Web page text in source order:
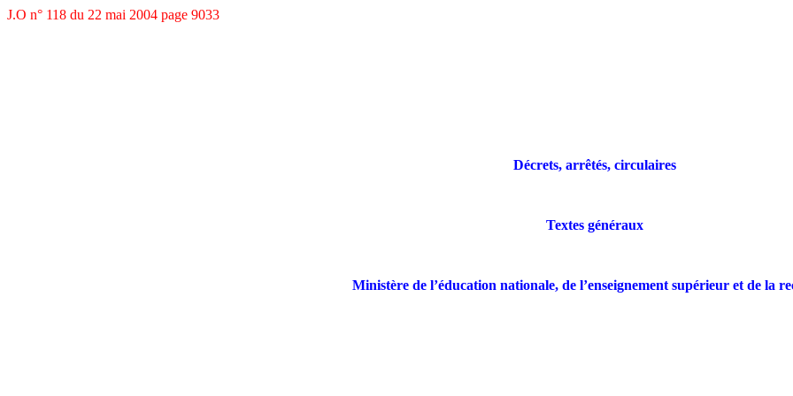
J.O n° 118 du 22 mai 2004 page 9033
Décrets, arrêtés, circulaires
Textes généraux
Ministère de l’éducation nationale, de l’enseignement supérieur et de la